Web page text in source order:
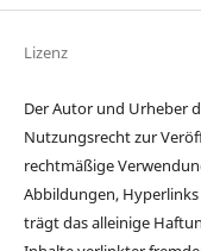
Lizenz
Der Autor und Urheber
Nutzungsrecht zur
rechtmäßige
Abbildungen,
trägt das alleinige